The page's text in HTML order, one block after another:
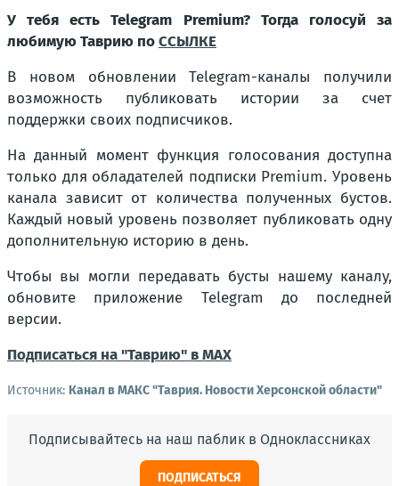
У тебя есть Telegram Premium? Тогда голосуй за
любимую Таврию поССЫЛКЕ
В новом обновлении Telegram-каналы получили
возможность публиковать истории за счет
поддержки своих подписчиков.
На данный момент функция голосования доступна
только для обладателей подписки Premium. Уровень
канала зависит от количества полученных бустов.
Каждый новый уровень позволяет публиковать одну
дополнительную историю в день.
Чтобы вы могли передавать бусты нашему каналу,
обновите приложение Telegram до последней
версии.
Подписаться на "Таврию" в MAX
Источник: Канал в МАКС "Таврия. Новости Херсонской области"
Подписывайтесь на наш паблик в Одноклассниках
ПОДПИСАТЬСЯ